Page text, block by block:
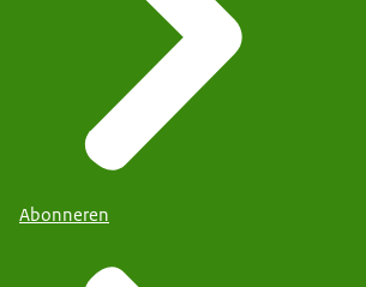
Abonneren